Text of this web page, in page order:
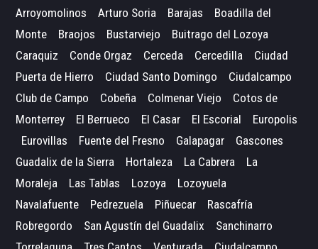
Arroyomolinos
Arturo Soria Barajas
Boadilla del
Monte
Braojos Bustarviejo
Buitrago del Lozoya
Caraquiz
Conde Orgaz Cerceda Cercedilla
Ciudad
Puerta de Hierro
Ciudad Santo Domingo
Ciudalcampo
Club de Campo
Cobeña Colmenar Viejo
Cotos de
Monterrey
El Berrueco El Casar El Escorial
Europolis
Eurovillas
Fuente del Fresno Galapagar
Gascones
Guadalix de la Sierra
Hortaleza La Cabrera
La
Moraleja
Las Tablas Lozoya
Lozoyuela
Navalafuente
Pedrezuela Piñuecar
Rascafría
Robregordo
San Agustín del Guadalix
Sanchinarro